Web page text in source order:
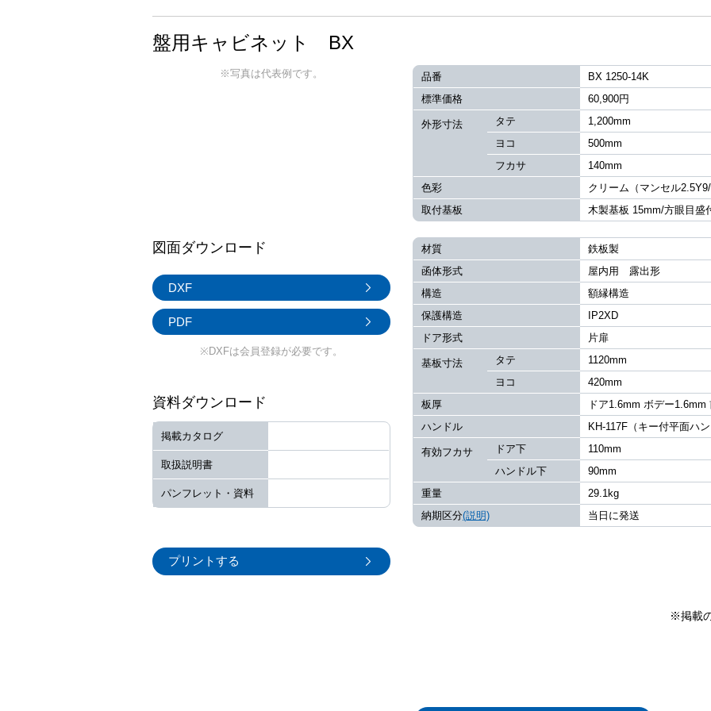
盤用キャビネット BX
※写真は代表例です。 品番
BX 1250-14K
標準価格
60,900円
外形寸法 タテ
1,200mm
ヨコ
500mm
フカサ
140mm
色彩
クリーム（マンセル
取付基板
木製基板 15mm/方眼目盛
図面ダウンロード
DXF
PDF
※DXFは会員登録が必要です。
資料ダウンロード
掲載カタログ
取扱説明書
パンフレット・資料
プリントする
材質
鉄板製
函体形式
屋内用 露出形
構造
額縁構造
保護構造
IP2XD
ドア形式
片扉
基板寸法 タテ
1120mm
ヨコ
420mm
板厚
ドア1.6mm ボデー1.6mm
ハンドル
KH-117F（キー付平面ハ
有効フカサ ドア下
110mm
ハンドル下
90mm
重量
29.1kg
納期区分(説明) 当日に発送
※掲載